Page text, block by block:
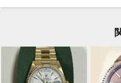
白塗）・カ
状態
・ランダム
・鏡面クラ
・オイスター